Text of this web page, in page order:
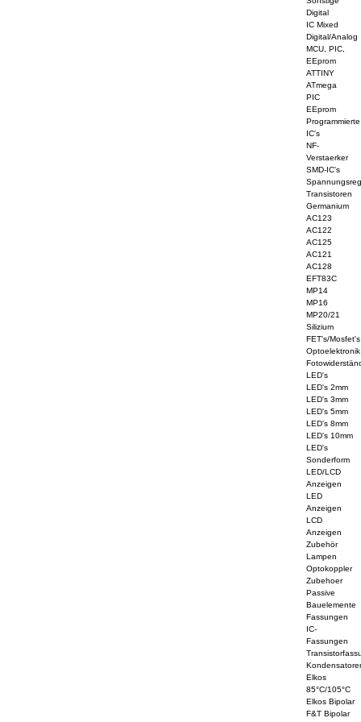
Digital
IC Mixed
Digital/Analog
MCU, PIC,
EEprom
ATTINY
ATmega
PIC
EEprom
Programmierte
IC's
NF-
Verstaerker
SMD-IC's
Transistoren
Germanium
AC123
AC122
AC125
AC121
AC128
EFT83C
MP14
MP16
MP20/21
Silizium
FET's/Mosfet's
Optoelektronik
LED's
LED's 2mm
LED's 3mm
LED's 5mm
LED's 8mm
LED's 10mm
LED's
Sonderform
LED/LCD
Anzeigen
LED
Anzeigen
LCD
Anzeigen
Zubehör
Lampen
Optokoppler
Zubehoer
Passive
Bauelemente
Fassungen
IC-
Fassungen
Elkos
85°C/105°C
Elkos Bipolar
F&T Bipolar